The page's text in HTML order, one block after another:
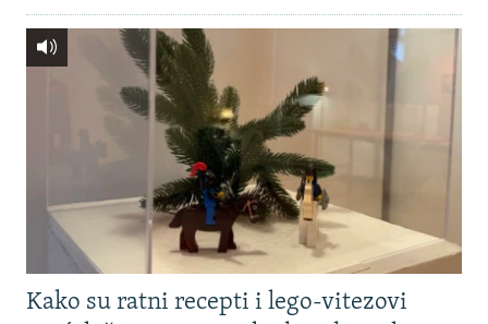
Kako su ratni recepti i lego-vitezovi